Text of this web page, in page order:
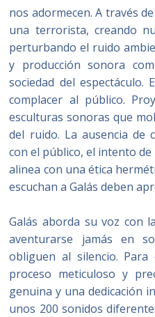
nos adormecen. A través
una terrorista, creando
perturbando el ruido
y producción sonora
sociedad del
complacer al público.
esculturas sonoras que
del ruido. La ausencia de
con el público, el intento
alinea con una ética
escuchan a Galás deben
Galás aborda su voz con
aventurarse jamás en
obliguen al silencio.
proceso meticuloso y
genuina y una dedicación
unos 200 sonidos